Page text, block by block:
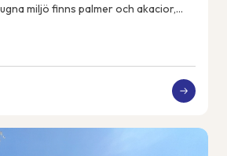
miljö finns palmer och akacior,